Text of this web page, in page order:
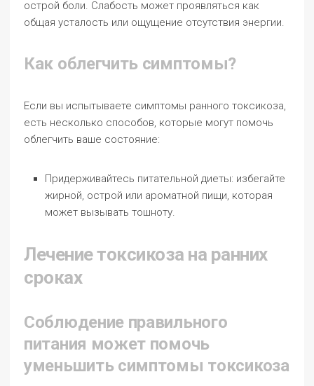
острой боли. Слабость может проявляться как
общая усталость или ощущение отсутствия энергии.
Как облегчить симптомы?
Если вы испытываете симптомы ранного токсикоза,
есть несколько способов, которые могут помочь
облегчить ваше состояние:
Придерживайтесь питательной диеты: избегайте
жирной, острой или ароматной пищи, которая
может вызывать тошноту.
Лечение токсикоза на ранних
сроках
Соблюдение правильного
питания может помочь
уменьшить симптомы токсикоза